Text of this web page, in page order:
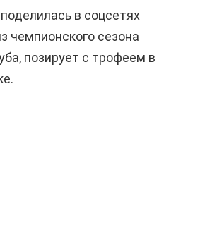
поделилась в соцсетях
чемпионского сезона
позирует с трофеем в